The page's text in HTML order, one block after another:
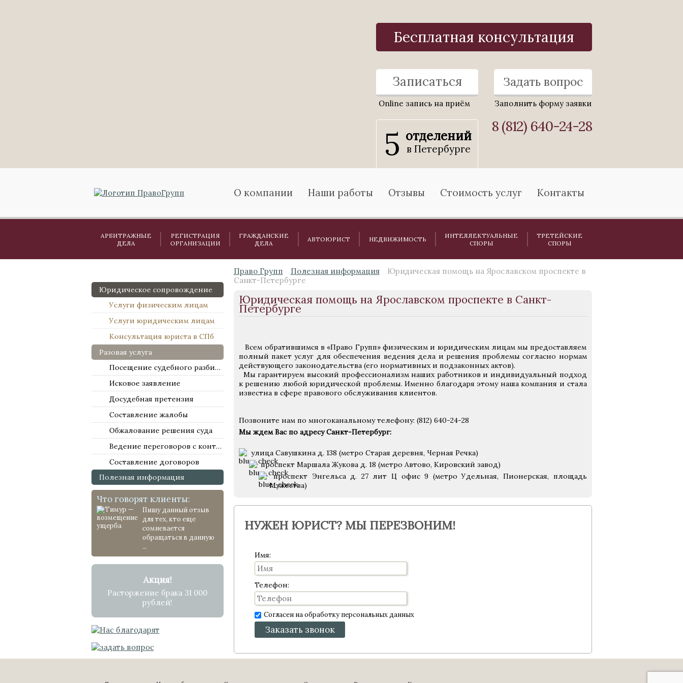
Бесплатная консультация
Записаться
Online запись на приём
Задать вопрос
Заполнить форму заявки
5 отделений
в Петербурге
8 (812) 640-24-28
О компании Наши работы Отзывы Стоимость услуг Контакты
АРБИТРАЖНЫЕ
ДЕЛА
РЕГИСТРАЦИЯ
ОРГАНИЗАЦИИ
ГРАЖДАНСКИЕ
ДЕЛА
АВТОЮРИСТ НЕДВИЖИМОСТЬ
ИНТЕЛЛЕКТУАЛЬНЫЕ
СПОРЫ
ТРЕТЕЙСКИЕ
СПОРЫ
Юридическое сопровождение
Услуги физическим лицам
Услуги юридическим лицам
Консультация юриста в СПб
Разовая услуга
Посещение судебного разбирательства
Исковое заявление
Досудебная претензия
Составление жалобы
Обжалование решения суда
Ведение переговоров с контрагентами
Составление договоров
Полезная информация
Что говорят клиенты:
Пишу данный отзыв
для тех, кто еще
сомневается
обращаться в данную
...
Акция!
Расторжение брака 31 000
рублей!
Право Групп Полезная информация
Юридическая помощь на Ярославском проспекте в
Санкт-Петербурге
Юридическая помощь на Ярославском проспекте в Санкт-
Петербурге
Всем обратившимся в «Право Групп» физическим и юридическим лицам мы предоставляем
полный пакет услуг для обеспечения ведения дела и решения проблемы согласно нормам
действующего законодательства (его нормативных и подзаконных актов).
Мы гарантируем высокий профессионализм наших работников и индивидуальный подход
к решению любой юридической проблемы. Именно благодаря этому наша компания и стала
известна в сфере правового обслуживания клиентов.
Позвоните нам по многоканальному телефону: (812) 640-24-28
Мы ждем Вас по адресу Санкт-Петербург:
улица Савушкина д. 138 (метро Старая деревня, Черная Речка)
проспект Маршала Жукова д. 18 (метро Автово, Кировский завод)
проспект Энгельса д. 27 лит Ц офис 9 (метро Удельная, Пионерская, площадь
Мужества)
НУЖЕН ЮРИСТ? МЫ ПЕРЕЗВОНИМ!
Имя:
Телефон:
Согласен на обработку персональных данных
Заказать звонок